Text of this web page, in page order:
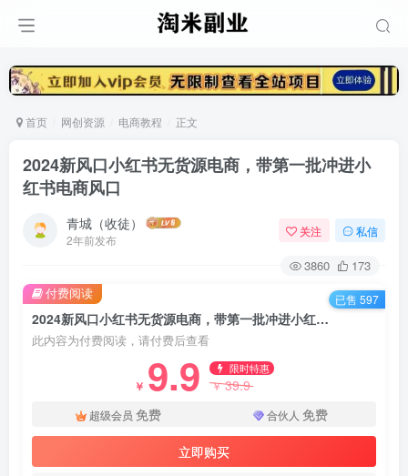
首页 网创资源 电商教程 正文
2024新风口小红书无货源电商，带第一批冲进小
红书电商风口
青城（收徒）
2年前发布
关注 私信
3860 173
2024新风口小红书无货源电商，带第一批冲进小红书电商风口
此内容为付费阅读，请付费后查看
￥ 9.9 限时特惠
￥39.9
超级会员 免费 合伙人 免费
立即购买
付费阅读 已售 597